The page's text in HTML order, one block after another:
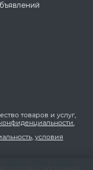
товаров и услуг,
, условия